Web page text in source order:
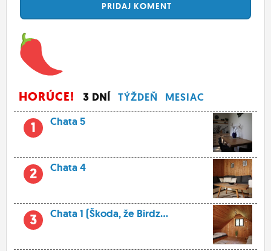
PRIDAJ KOMENT
HORÚCE! 3 DNÍ TÝŽDEŇ MESIAC
1 Chata 5
2 Chata 4
3 Chata 1 (Škoda, že Birdz...